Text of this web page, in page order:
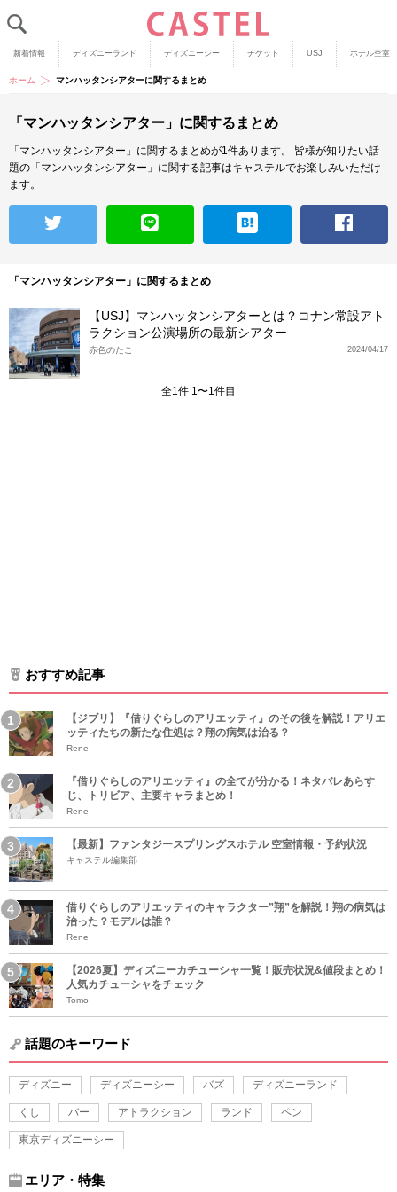
新着情報 ディズニーランド ディズニーシー チケット USJ ホテル空室
ホーム マンハッタンシアターに関するまとめ
「マンハッタンシアター」に関するまとめ
「マンハッタンシアター」に関するまとめが1件あります。
皆様が知りたい話
題の「マンハッタンシアター」に関する記事はキャステルでお楽しみいただけ
ます。
「マンハッタンシアター」に関するまとめ
【USJ】マンハッタンシアターとは？コナン常設アト
ラクション公演場所の最新シアター
2024/04/17
赤色のたこ
全1件 1〜1件目
おすすめ記事
【ジブリ】『借りぐらしのアリエッティ』のその後を解説！アリエ
ッティたちの新たな住処は？翔の病気は治る？
Rene
『借りぐらしのアリエッティ』の全てが分かる！ネタバレあらす
じ、トリビア、主要キャラまとめ！
Rene
【最新】ファンタジースプリングスホテル 空室情報・予約状況
キャステル編集部
借りぐらしのアリエッティのキャラクター”翔”を解説！翔の病気は
治った？モデルは誰？
Rene
【2026夏】ディズニーカチューシャ一覧！販売状況&値段まとめ！
人気カチューシャをチェック
Tomo
話題のキーワード
ディズニー ディズニーシー バズ ディズニーランド
くし バー アトラクション ランド ペン
東京ディズニーシー
エリア・特集